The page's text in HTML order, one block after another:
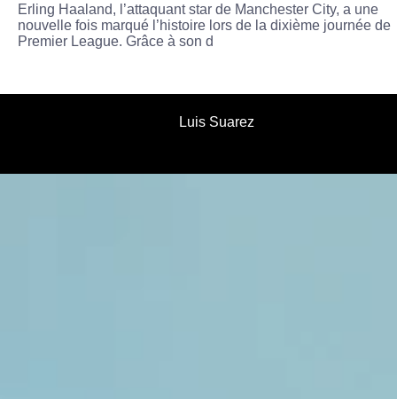
Erling Haaland, l’attaquant star de Manchester City, a une
nouvelle fois marqué l’histoire lors de la dixième journée de
Premier League. Grâce à son d
Luis Suarez